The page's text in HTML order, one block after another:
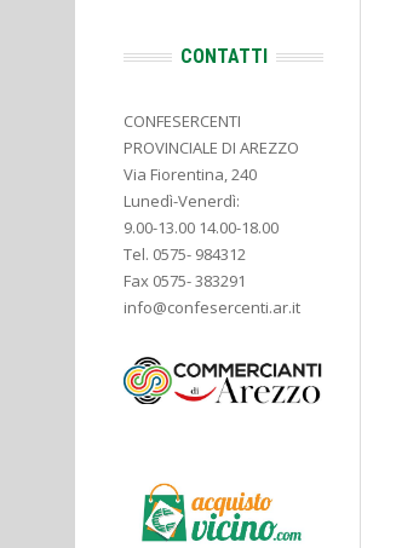
CONTATTI
CONFESERCENTI
PROVINCIALE DI AREZZO
Via Fiorentina, 240
Lunedì-Venerdì:
9.00-13.00 14.00-18.00
Tel. 0575- 984312
Fax 0575- 383291
info@confesercenti.ar.it